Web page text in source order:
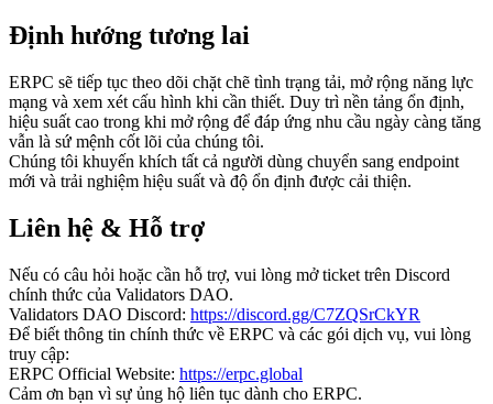
Định hướng tương lai
ERPC sẽ tiếp tục theo dõi chặt chẽ tình trạng tải, mở rộng năng lực
mạng và xem xét cấu hình khi cần thiết. Duy trì nền tảng ổn định,
hiệu suất cao trong khi mở rộng để đáp ứng nhu cầu ngày càng tăng
vẫn là sứ mệnh cốt lõi của chúng tôi.
Chúng tôi khuyến khích tất cả người dùng chuyển sang endpoint
mới và trải nghiệm hiệu suất và độ ổn định được cải thiện.
Liên hệ & Hỗ trợ
Nếu có câu hỏi hoặc cần hỗ trợ, vui lòng mở ticket trên Discord
chính thức của Validators DAO.
Validators DAO Discord: https://discord.gg/C7ZQSrCkYR
Để biết thông tin chính thức về ERPC và các gói dịch vụ, vui lòng
truy cập:
ERPC Official Website: https://erpc.global
Cảm ơn bạn vì sự ủng hộ liên tục dành cho ERPC.